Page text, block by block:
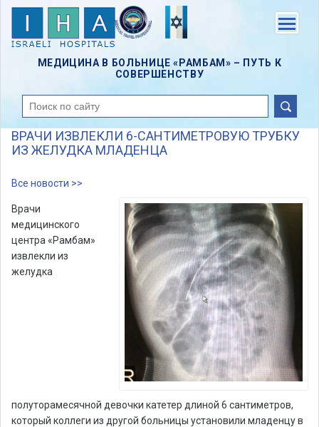
Skip
content
МЕДИЦИНА В БОЛЬНИЦЕ «РАМБАМ» – ПУТЬ К
СОВЕРШЕНСТВУ
поиск
ВРАЧИ ИЗВЛЕКЛИ 6-САНТИМЕТРОВУЮ ТРУБКУ
ИЗ ЖЕЛУДКА МЛАДЕНЦА
Все новости >>
Врачи
медицинского
центра «Рамбам»
извлекли из
желудка
полуторамесячной девочки катетер длиной 6 сантиметров,
который коллеги из другой больницы установили младенцу в